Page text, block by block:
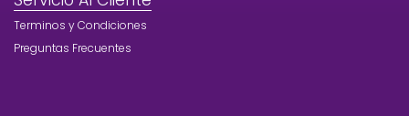
Terminos y Condiciones
Preguntas Frecuentes